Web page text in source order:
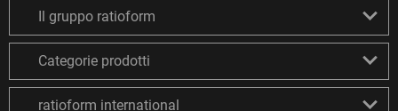
Il gruppo ratioform
Categorie prodotti
ratioform international